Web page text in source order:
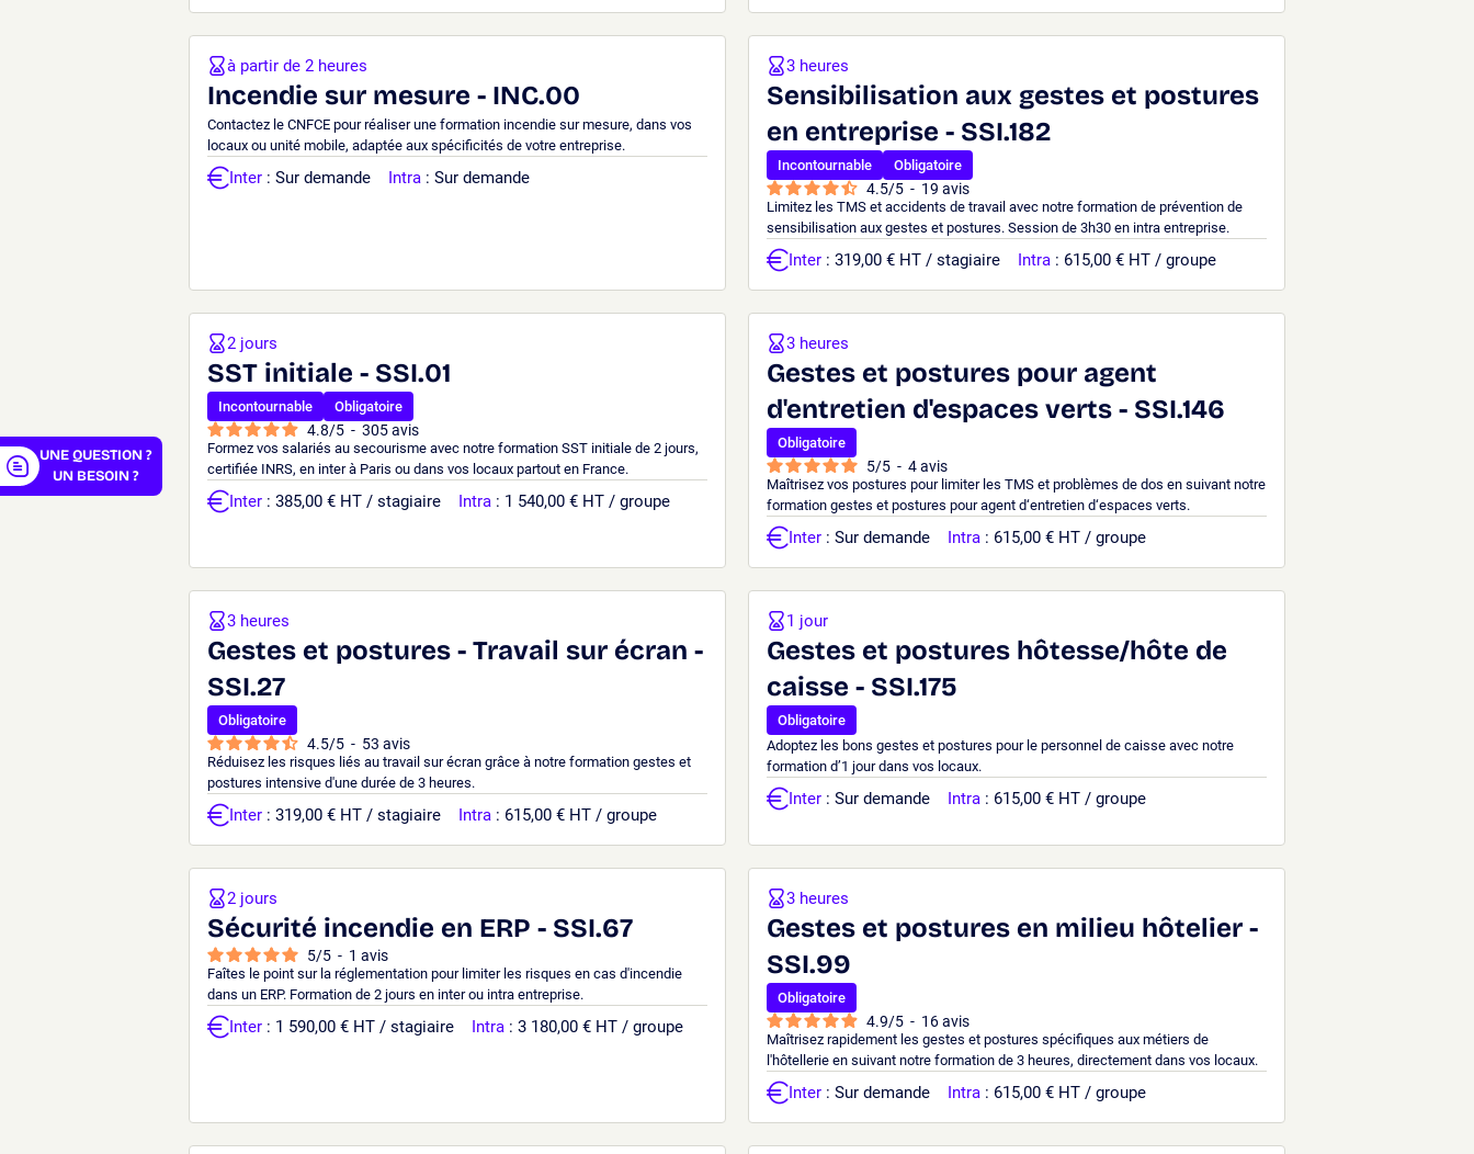
Incendie sur mesure - INC.00
Contactez le CNFCE pour réaliser une formation incendie sur mesure, dans vos
locaux ou unité mobile, adaptée aux spécificités de votre entreprise.
à partir de 2 heures
Inter : Sur demande Intra : Sur demande
Sensibilisation aux gestes et postures
en entreprise - SSI.182
Incontournable Obligatoire
4.5/5 - 19 avis
Limitez les TMS et accidents de travail avec notre formation de prévention de
sensibilisation aux gestes et postures. Session de 3h30 en intra entreprise.
3 heures
Inter : 319,00 € HT / stagiaire Intra : 615,00 € HT / groupe
SST initiale - SSI.01
Incontournable Obligatoire
4.8/5 - 305avis
Formez vos salariés au secourisme avec notre formation SST initiale de 2 jours,
certifiée INRS, en inter à Paris ou dans vos locaux partout en France.
2 jours
Inter : 385,00 € HT / stagiaire Intra : 1 540,00 € HT / groupe
Gestes et postures pour agent
d'entretien d'espaces verts - SSI.146
Obligatoire
5/5 - 4avis
Maîtrisez vos postures pour limiter les TMS et problèmes de dos en suivant notre
formation gestes et postures pour agent d‘entretien d‘espaces verts.
3 heures
Inter : Sur demande Intra : 615,00 € HT / groupe
Gestes et postures - Travail sur écran -
SSI.27
Obligatoire
4.5/5 - 53 avis
Réduisez les risques liés au travail sur écran grâce à notre formation gestes et
postures intensive d'une durée de 3 heures.
3 heures
Inter : 319,00 € HT / stagiaire Intra : 615,00 € HT / groupe
Gestes et postures hôtesse/hôte de
caisse - SSI.175
Obligatoire
Adoptez les bons gestes et postures pour le personnel de caisse avec notre
formation d’1 jour dans vos locaux.
1 jour
Inter : Sur demande Intra : 615,00 € HT / groupe
Sécurité incendie en ERP - SSI.67
5/5 - 1 avis
Faîtes le point sur la réglementation pour limiter les risques en cas d'incendie
dans un ERP. Formation de 2 jours en inter ou intra entreprise.
2 jours
Inter : 1 590,00 € HT / stagiaire Intra : 3 180,00 € HT / groupe
Gestes et postures en milieu hôtelier -
SSI.99
Obligatoire
4.9/5 - 16avis
Maîtrisez rapidement les gestes et postures spécifiques aux métiers de
l'hôtellerie en suivant notre formation de 3 heures, directement dans vos locaux.
3 heures
Inter : Sur demande Intra : 615,00 € HT / groupe
UNE QUESTION ?
UN BESOIN ?